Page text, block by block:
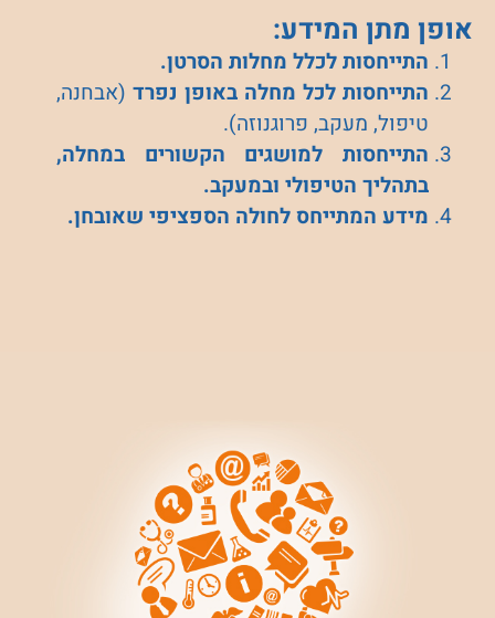
אופן מתן המידע:
התייחסות לכלל מחלות הסרטן.
התייחסות לכל מחלה באופן נפרד (אבחנה,
טיפול, מעקב, פרוגנוזה).
התייחסות למושגים הקשורים במחלה,
בתהליך הטיפולי ובמעקב.
מידע המתייחס לחולה הספציפי שאובחן.